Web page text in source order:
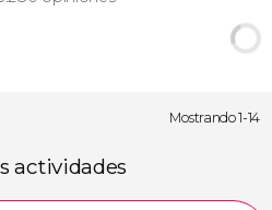
Mostrando 1-14
actividades